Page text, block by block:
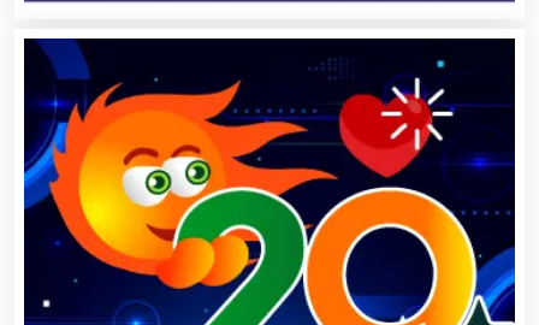
Camiones para Fletes
Cancelería de Aluminio
Capacitación
Carnicerías